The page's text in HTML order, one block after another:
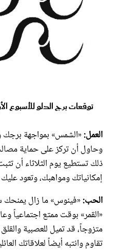
توقعات برج الدلو للأسبوع
العمل:«الشمس» بمواجهة
وحاول أن تركز على حماية
ذلك تستطيع يوم الثلاثاء أن
إمكانياتك ومواهبك، وتعود
الحب:«فينوس» ما زال يمنحك
«القمر» بوقت ممتع اجتماعياً
متزوجاً، قد تميل للعصبية
تقاوم وانتبه أيضاً لعلاقاتك